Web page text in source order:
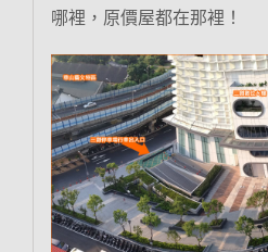
哪裡，原價屋都在那裡！